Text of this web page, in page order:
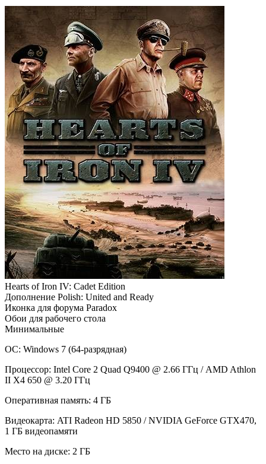
Hearts of Iron IV: Cadet Edition
Дополнение Polish: United and Ready
Иконка для форума Paradox
Обои для рабочего стола
Минимальные
ОС: Windows 7 (64-разрядная)
Процессор: Intel Core 2 Quad Q9400 @ 2.66 ГГц / AMD Athlon
II X4 650 @ 3.20 ГГц
Оперативная память: 4 ГБ
Видеокарта: ATI Radeon HD 5850 / NVIDIA GeForce GTX470,
1 ГБ видеопамяти
Место на диске: 2 ГБ